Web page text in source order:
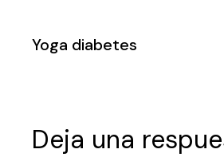
Yoga diabetes
Deja una